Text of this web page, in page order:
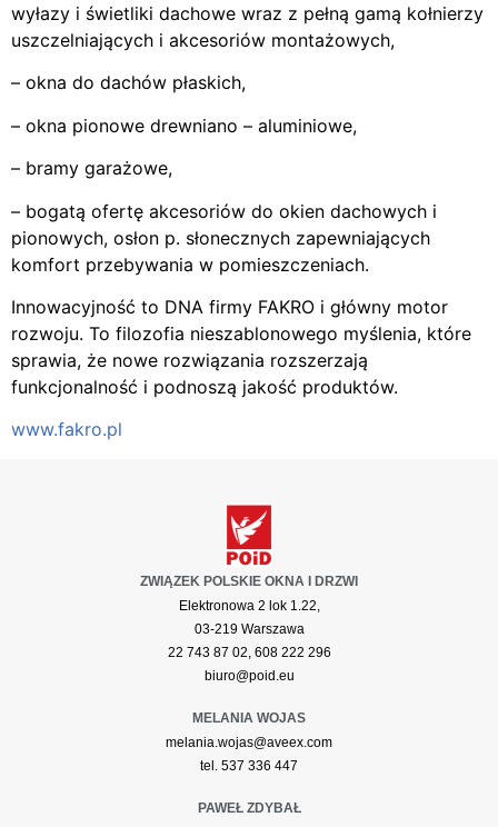
wyłazy i świetliki dachowe wraz z pełną gamą kołnierzy
uszczelniających i akcesoriów montażowych,
– okna do dachów płaskich,
– okna pionowe drewniano – aluminiowe,
– bramy garażowe,
– bogatą ofertę akcesoriów do okien dachowych i
pionowych, osłon p. słonecznych zapewniających
komfort przebywania w pomieszczeniach.
Innowacyjność to DNA firmy FAKRO i główny motor
rozwoju. To filozofia nieszablonowego myślenia, które
sprawia, że nowe rozwiązania rozszerzają
funkcjonalność i podnoszą jakość produktów.
www.fakro.pl
ZWIĄZEK POLSKIE OKNA I DRZWI
Elektronowa 2 lok 1.22,
03-219 Warszawa
22 743 87 02, 608 222 296
biuro@poid.eu
MELANIA WOJAS
melania.wojas@aveex.com
tel. 537 336 447
PAWEŁ ZDYBAŁ